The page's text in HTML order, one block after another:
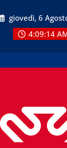
giovedì, 6
4:09:15